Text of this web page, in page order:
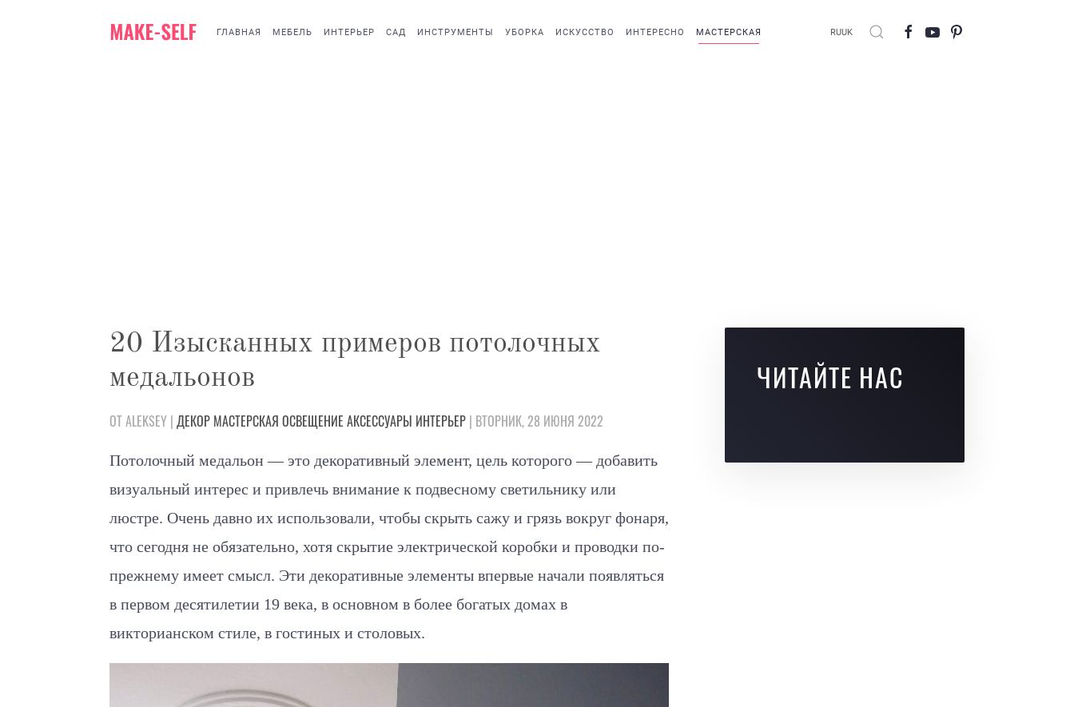
ГЛАВНАЯ МЕБЕЛЬ ИНТЕРЬЕР САД ИНСТРУМЕНТЫ УБОРКА ИСКУССТВО ИНТЕРЕСНО МАСТЕРСКАЯ RUUK
20 Изысканных примеров потолочных
медальонов
ОТ ALEKSEY | ДЕКОР МАСТЕРСКАЯ ОСВЕЩЕНИЕ АКСЕССУАРЫ ИНТЕРЬЕР | ВТОРНИК, 28 ИЮНЯ 2022
Потолочный медальон — это декоративный элемент, цель которого — добавить
визуальный интерес и привлечь внимание к подвесному светильнику или
люстре. Очень давно их использовали, чтобы скрыть сажу и грязь вокруг фонаря,
что сегодня не обязательно, хотя скрытие электрической коробки и проводки по-
прежнему имеет смысл. Эти декоративные элементы впервые начали появляться
в первом десятилетии 19 века, в основном в более богатых домах в
викторианском стиле, в гостиных и столовых.
ЧИТАЙТЕ НАС